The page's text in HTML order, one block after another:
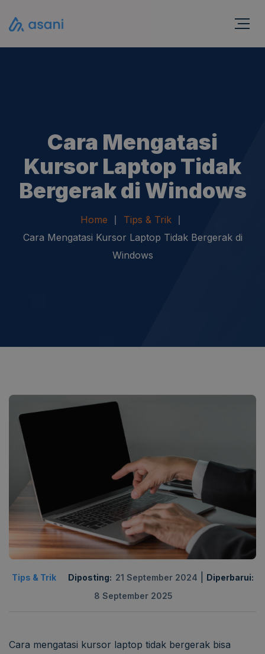
Cara Mengatasi
Kursor Laptop Tidak
Bergerak di Windows
Home
Tips & Trik
Cara Mengatasi Kursor Laptop Tidak Bergerak di
Windows
Tips & Trik Diposting: 21 September 2024
Diperbarui:
8 September 2025
Cara mengatasi kursor laptop tidak bergerak bisa